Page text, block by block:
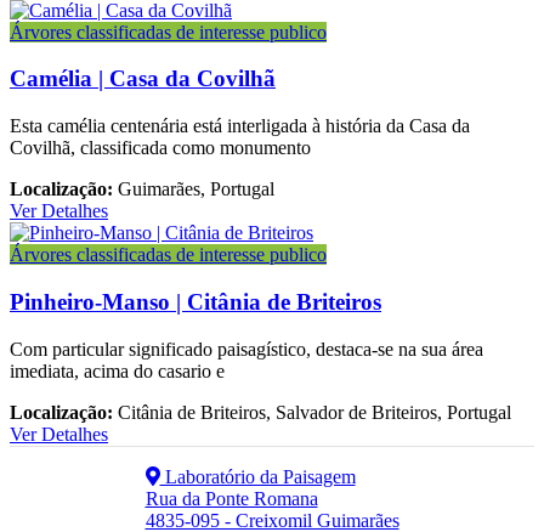
Árvores classificadas de interesse publico
Camélia | Casa da Covilhã
Esta camélia centenária está interligada à história da Casa da
Covilhã, classificada como monumento
Localização: Guimarães, Portugal
Ver Detalhes
Árvores classificadas de interesse publico
Pinheiro-Manso | Citânia de Briteiros
Com particular significado paisagístico, destaca-se na sua área
imediata, acima do casario e
Localização: Citânia de Briteiros, Salvador de Briteiros, Portugal
Ver Detalhes
Laboratório da Paisagem
Rua da Ponte Romana
4835-095 - Creixomil Guimarães